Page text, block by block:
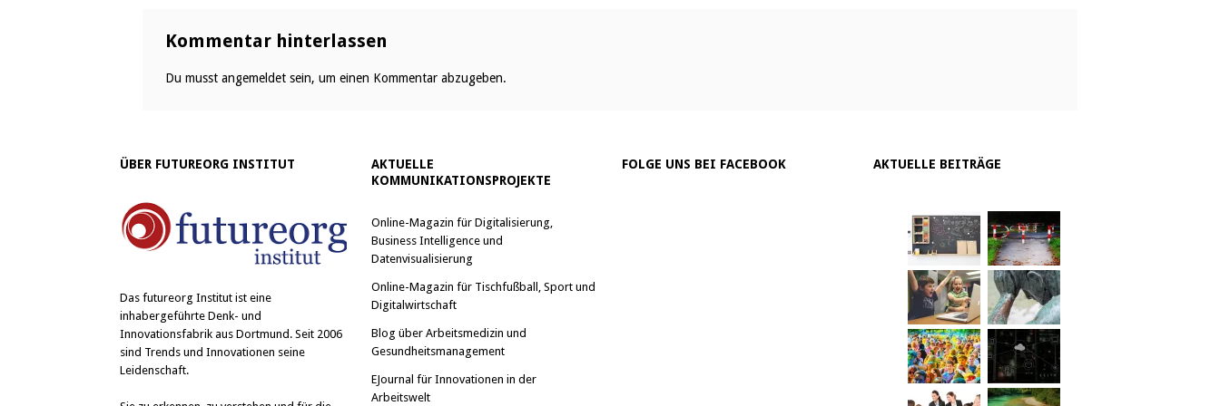
Kommentar hinterlassen
Du musst angemeldet sein, um einen Kommentar abzugeben.
ÜBER FUTUREORG INSTITUT
Das futureorg Institut ist eine
inhabergeführte Denk- und
Innovationsfabrik aus Dortmund. Seit 2006
sind Trends und Innovationen seine
Leidenschaft.
AKTUELLE
KOMMUNIKATIONSPROJEKTE
Online-Magazin für Digitalisierung,
Business Intelligence und
Datenvisualisierung
Online-Magazin für Tischfußball, Sport und
Digitalwirtschaft
Blog über Arbeitsmedizin und
Gesundheitsmanagement
EJournal für Innovationen in der
Arbeitswelt
FOLGE UNS BEI FACEBOOK AKTUELLE BEITRÄGE